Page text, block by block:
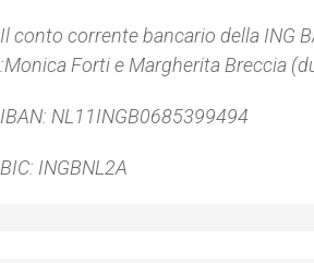
Il conto corrente bancario della ING
:Monica Forti e Margherita Breccia
IBAN: NL11INGB0685399494
BIC: INGBNL2A